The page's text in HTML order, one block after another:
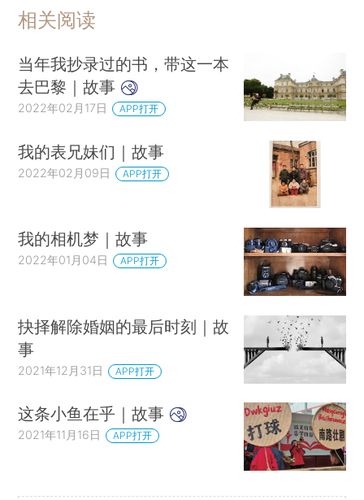
相关阅读
当年我抄录过的书，带这一本
去巴黎｜故事
2022年02月17日 APP打开
我的表兄妹们｜故事
2022年02月09日 APP打开
我的相机梦｜故事
2022年01月04日 APP打开
抉择解除婚姻的最后时刻｜故
事
2021年12月31日 APP打开
这条小鱼在乎｜故事
2021年11月16日 APP打开